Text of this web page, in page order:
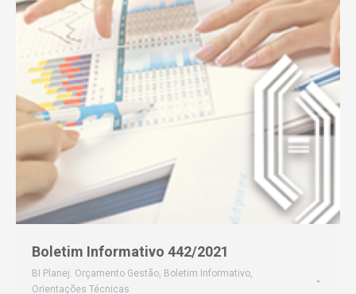
Boletim Informativo 442/2021
BI Planej. Orçamento Gestão, Boletim Informativo,
Orientações Técnicas